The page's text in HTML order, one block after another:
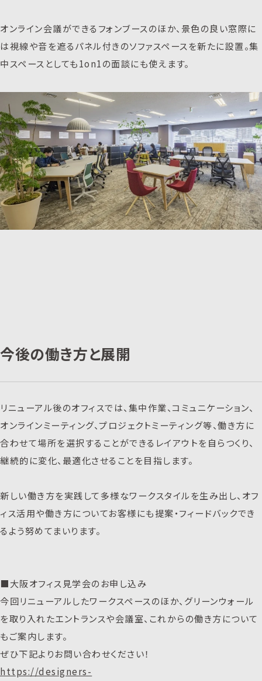
オンライン会議ができるフォンブースのほか、景色の良い窓際に
は視線や音を遮るパネル付きのソファスペースを新たに設置。集
中スペースとしても1on1の面談にも使えます。
今後の働き方と展開
リニューアル後のオフィスでは、集中作業、コミュニケーション、
オンラインミーティング、プロジェクトミーティング等、働き方に
合わせて場所を選択することができるレイアウトを自らつくり、
継続的に変化、最適化させることを目指します。
新しい働き方を実践して多様なワークスタイルを生み出し、オフ
ィス活用や働き方についてお客様にも提案・フィードバックでき
るよう努めてまいります。
■大阪オフィス見学会のお申し込み
今回リニューアルしたワークスペースのほか、グリーンウォール
を取り入れたエントランスや会議室、これからの働き方について
もご案内します。
ぜひ下記よりお問い合わせください！
https://designers-